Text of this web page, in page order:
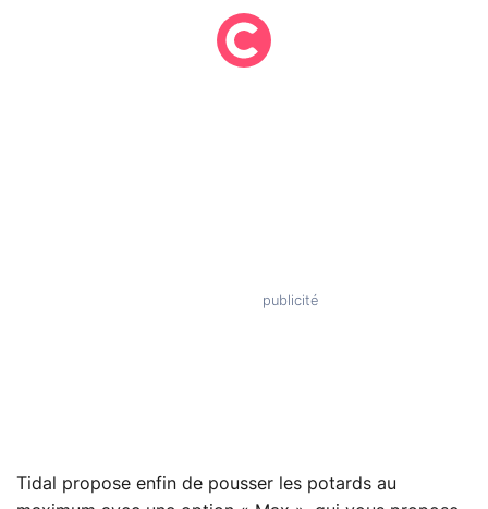
Tidal propose enfin de pousser les potards au